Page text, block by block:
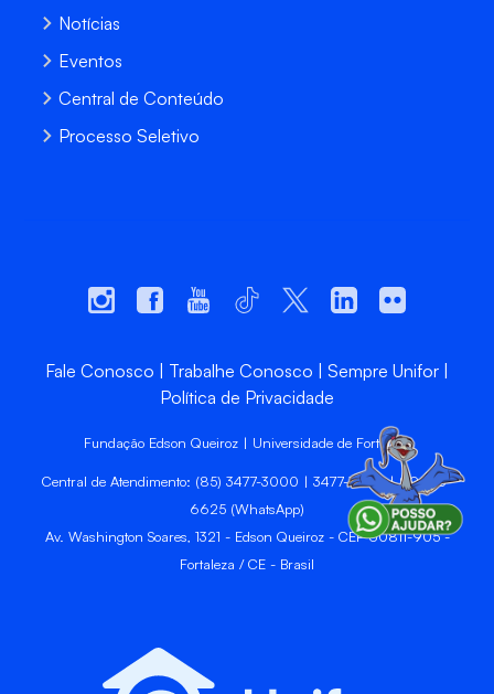
Notícias
Eventos
Central de Conteúdo
Processo Seletivo
Fale Conosco Trabalhe Conosco
Sempre Unifor
Política de Privacidade
Fundação Edson Queiroz | Universidade de Fortaleza
Central de Atendimento: (85) 3477-3000 | 3477-3400 | 99246-
6625 (WhatsApp)
Av. Washington Soares, 1321 - Edson Queiroz - CEP 60811-905 -
Fortaleza / CE - Brasil